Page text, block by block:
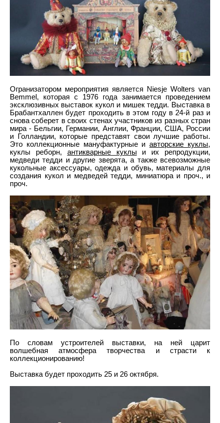
Огранизатором мероприятия является Niesje Wolters van
Bemmel, которая с 1976 года занимается проведением
эксклюзивных выставок кукол и мишек тедди. Выставка в
Брабантхаллен будет проходить в этом году в 24-й раз и
снова соберет в своих стенах участников из разных стран
мира - Бельгии, Германии, Англии, Франции, США, России
и Голландии, которые представят свои лучшие работы.
Это коллекционные мануфактурные иавторские куклы,
куклы реборн, антикварные куклы и их репродукции,
медведи тедди и другие зверята, а также всевозможные
кукольные аксессуары, одежда и обувь, материалы для
создания кукол и медведей тедди, миниатюра и проч., и
проч.
По словам устроителей выставки, на ней царит
волшебная атмосфера творчества и страсти к
коллекционированию!
Выставка будет проходить 25 и 26 октября.